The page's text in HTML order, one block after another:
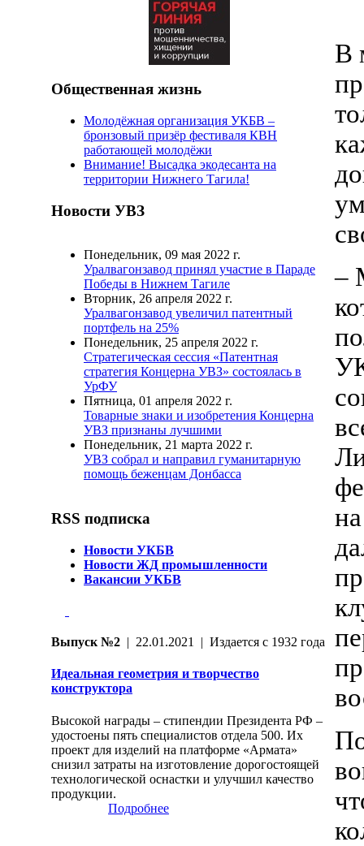
Общественная жизнь
Молодёжная организация УКБВ –
бронзовый призёр фестиваля КВН
работающей молодёжи
Внимание! Высадка экодесанта на
территории Нижнего Тагила!
Новости УВЗ
Понедельник, 09 мая 2022 г.
Уралвагонзавод принял участие в Параде
Победы в Нижнем Тагиле
Вторник, 26 апреля 2022 г.
Уралвагонзавод увеличил патентный
портфель на 25%
Понедельник, 25 апреля 2022 г.
Стратегическая сессия «Патентная
стратегия Концерна УВЗ» состоялась в
УрФУ
Пятница, 01 апреля 2022 г.
Товарные знаки и изобретения Концерна
УВЗ признаны лучшими
Понедельник, 21 марта 2022 г.
УВЗ собрал и направил гуманитарную
помощь беженцам Донбасса
RSS подписка
Новости УКБВ
Новости ЖД промышленности
Вакансии УКБВ
Выпуск №2 | 22.01.2021 | Издается с 1932 года
Идеальная геометрия и творчество
конструктора
Высокой награды – стипендии Президента РФ –
удостоены пять специалистов отдела 500. Их
проект для изделий на платформе «Армата»
снизил затраты на изготовление дорогостоящей
технологической оснастки и улучшил качество
продукции.
Подробнее
В
–